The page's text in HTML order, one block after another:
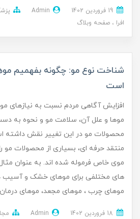
Admin
افرا
صفحه وبلاگ
شناخت نوع مو: چگونه بفهمیم
است
افزایش آگاهی مردم نسبت به نیازهای
موها و علل آن، سلامت مو و نحوه به
محصولات مو در این تغییر نقش داشته
منتقد حرفه ای، بسیاری از محصولات مو را
موی خاص فرموله شده اند. به عنوان
های مختلفی برای موهای خشک و آسیب
موهای چرب ، موهای مجعد، موهای
Admin